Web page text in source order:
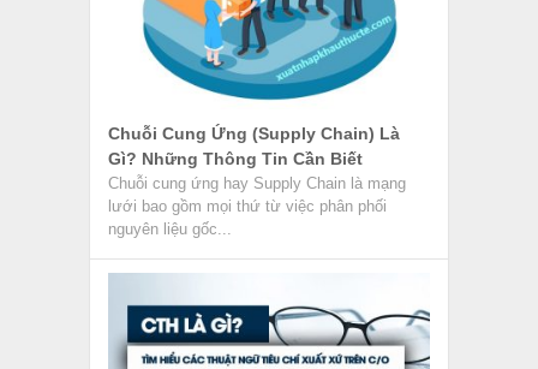
Chuỗi Cung Ứng (Supply Chain) Là
Gì? Những Thông Tin Cần Biết
Chuỗi cung ứng hay Supply Chain là mạng
lưới bao gồm mọi thứ từ việc phân phối
nguyên liệu gốc...